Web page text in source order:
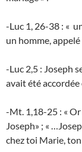
-Luc 1, 26-38 : «
un homme, appelé
-Luc 2,5 : Joseph
avait été accordée
-Mt. 1,18-25 : «
Joseph» ; «
chez toi Marie,